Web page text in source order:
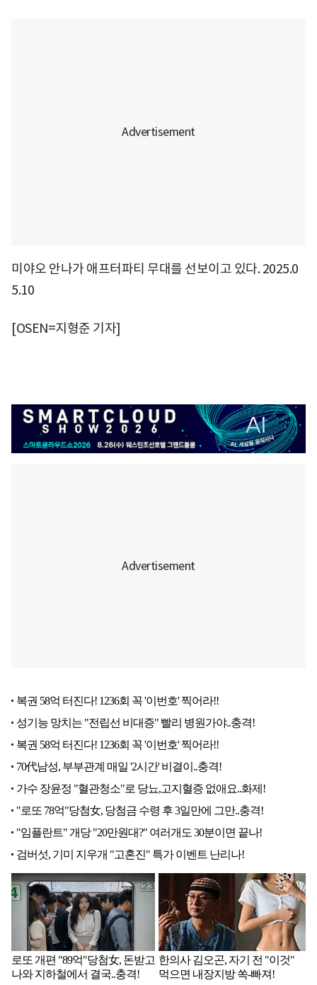
미야오 안나가 애프터파티 무대를 선보이고 있다. 2025.0
5.10
[OSEN=지형준 기자]